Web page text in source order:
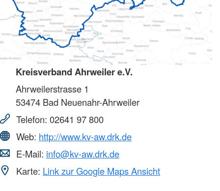
Kreisverband Ahrweiler e.V.
Ahrweilerstrasse 1
53474 Bad Neuenahr-Ahrweiler
Telefon: 02641 97 800
Web: http://www.kv-aw.drk.de
E-Mail: info@kv-aw.drk.de
Karte: Link zur Google Maps Ansicht